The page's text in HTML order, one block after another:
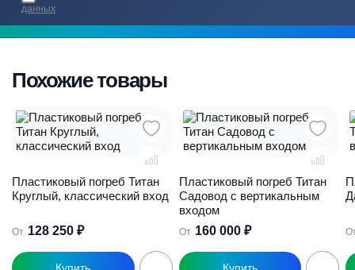
данных
Похожие товары
Пластиковый погреб Титан
Круглый, классический вход
От 128 250 ₽
Пластиковый погреб Титан
Садовод с вертикальным
входом
От 160 000 ₽